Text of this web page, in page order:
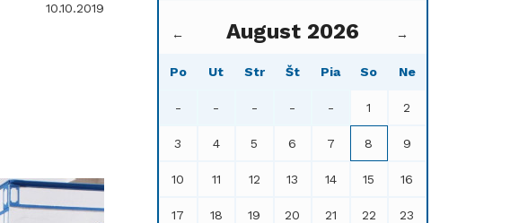
10.10.2019
← August 2026 →
Po Ut Str Št Pia So Ne
- - - - - 1 2
3 4 5 6 7 8 9
10 11 12 13 14 15 16
17 18 19 20 21 22 23